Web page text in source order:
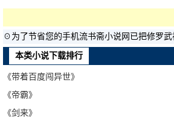
☉为了节省您的手机流书斋小说网已把修罗
本类小说下载排行
《带着百度闯异世》
《帝霸》
《剑来》